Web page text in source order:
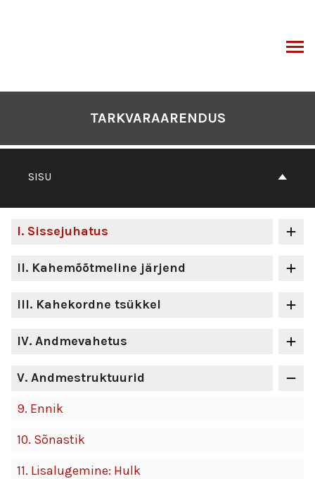
SISU
I. Sissejuhatus
II. Kahemõõtmeline järjend
III. Kahekordne tsükkel
IV. Andmevahetus
V. Andmestruktuurid
9. Ennik
10. Sõnastik
11. Lisalugemine: Hulk
TARKVARAARENDUS